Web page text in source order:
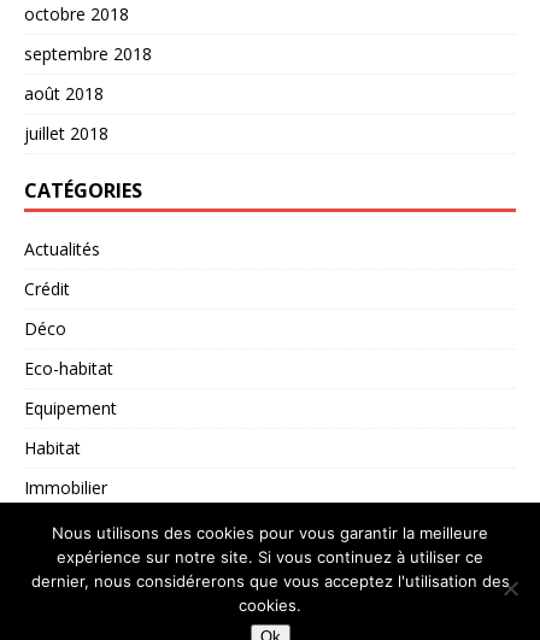
octobre 2018
septembre 2018
août 2018
juillet 2018
CATÉGORIES
Actualités
Crédit
Déco
Eco-habitat
Equipement
Habitat
Immobilier
Non classé
Copyright © 2026 | Thème WordPress par
Nous utilisons des cookies pour vous garantir la meilleure
expérience sur notre site. Si vous continuez à utiliser ce
dernier, nous considérerons que vous acceptez l'utilisation des
cookies.